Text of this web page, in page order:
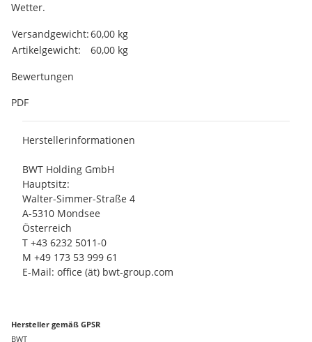
Wetter.
Produkteigenschaft
Wert
Versandgewicht:60,00 kg
Artikelgewicht:
60,00 kg
Bewertungen
PDF
Herstellerinformationen
BWT Holding GmbH
Hauptsitz:
Walter-Simmer-Straße 4
A-5310 Mondsee
Österreich
T +43 6232 5011-0
M +49 173 53 999 61
E-Mail: office (ät) bwt-group.com
Hersteller gemäß GPSR
BWT